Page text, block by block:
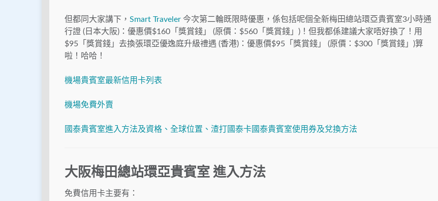
但都同大家講下， Smart Traveler 今次第二輪既限時優惠，係包括呢個全新梅田總站環亞貴賓室3小時通
行證 (日本大阪)：優惠價$160「獎賞錢」 (原價：$560「獎賞錢」)！但我都係建議大家唔好換了！用
$95「獎賞錢」去換張環亞優逸庭升級禮遇 (香港)：優惠價$95「獎賞錢」 (原價：$300「獎賞錢」)算
啦！哈哈！
機場貴賓室最新信用卡列表
機場免費外賣
國泰貴賓室進入方法及資格、全球位置、渣打國泰卡國泰貴賓室使用券及兌換方法
大阪梅田總站環亞貴賓室 進入方法
免費信用卡主要有：